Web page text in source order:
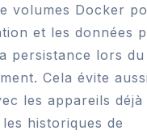
volumes Docker
et les données
persistance lors du
Cela évite
les appareils
historiques de